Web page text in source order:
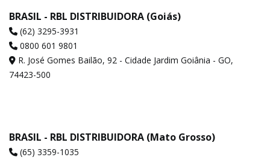
BRASIL - RBL DISTRIBUIDORA (Goiás)
(62) 3295-3931
0800 601 9801
R. José Gomes Bailão, 92 - Cidade Jardim Goiânia - GO,
74423-500
BRASIL - RBL DISTRIBUIDORA (Mato Grosso)
(65) 3359-1035